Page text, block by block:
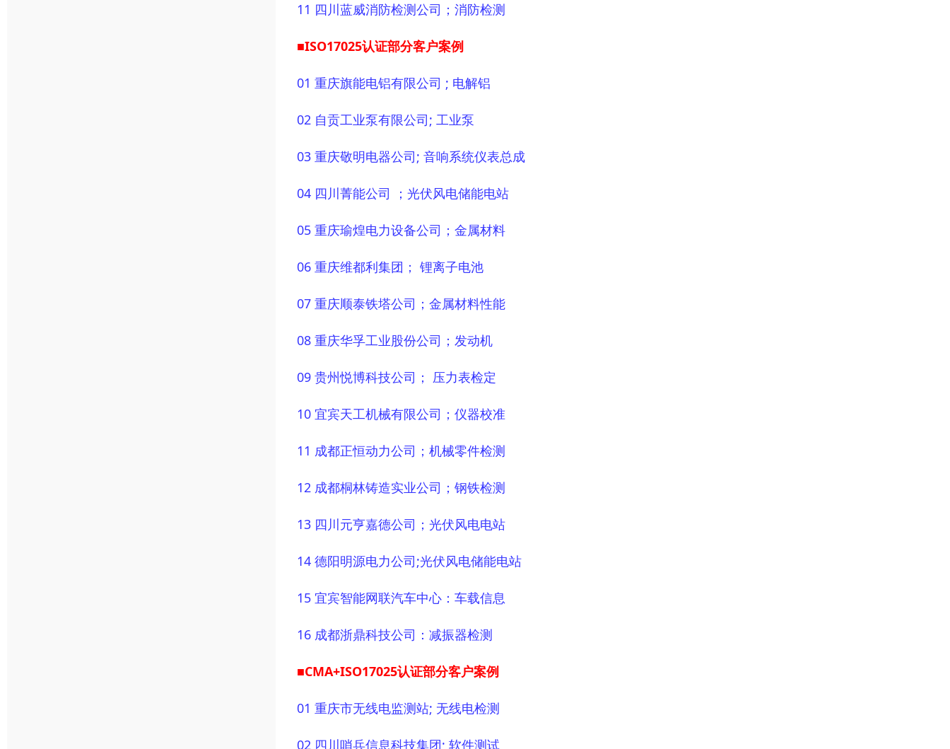
11 四川蓝威消防检测公司；消防检测
■ISO17025认证部分客户案例
01 重庆旗能电铝有限公司 ; 电解铝
02 自贡工业泵有限公司; 工业泵
03 重庆敬明电器公司; 音响系统仪表总成
04 四川菁能公司 ；光伏风电储能电站
05 重庆瑜煌电力设备公司；金属材料
06 重庆维都利集团； 锂离子电池
07 重庆顺泰铁塔公司；金属材料性能
08 重庆华孚工业股份公司；发动机
09 贵州悦博科技公司； 压力表检定
10 宜宾天工机械有限公司；仪器校准
11 成都正恒动力公司；机械零件检测
12 成都桐林铸造实业公司；钢铁检测
13 四川元亨嘉德公司；光伏风电电站
14 德阳明源电力公司;光伏风电储能电站
15 宜宾智能网联汽车中心：车载信息
16 成都浙鼎科技公司：减振器检测
■CMA+ISO17025认证部分客户案例
01 重庆市无线电监测站; 无线电检测
02 四川哨兵信息科技集团; 软件测试